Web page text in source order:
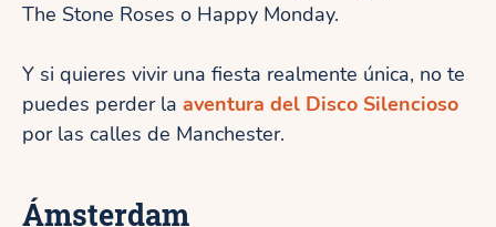
The Stone Roses o Happy Monday.
Y si quieres vivir una fiesta realmente única, no te
puedes perder la aventura del Disco Silencioso
por las calles de Manchester.
Ámsterdam